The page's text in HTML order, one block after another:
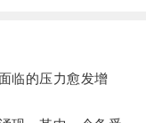
临的压力愈发增